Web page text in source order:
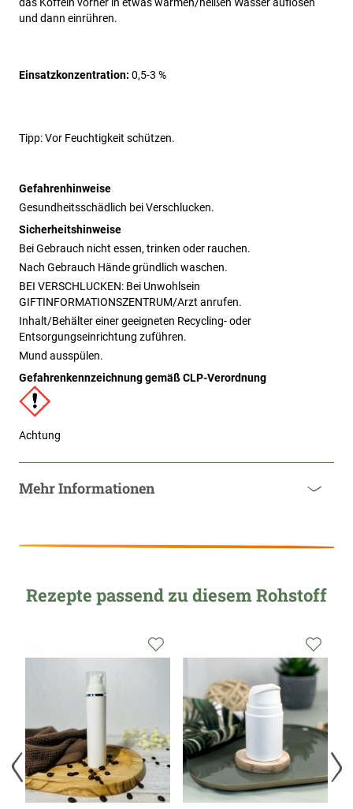
das Koffein vorher in etwas warmen/heißen Wasser auflösen
und dann einrühren.
Einsatzkonzentration: 0,5-3 %
Tipp: Vor Feuchtigkeit schützen.
Gefahrenhinweise
Gesundheitsschädlich bei Verschlucken.
Sicherheitshinweise
Bei Gebrauch nicht essen, trinken oder rauchen.
Nach Gebrauch Hände gründlich waschen.
BEI VERSCHLUCKEN: Bei Unwohlsein
GIFTINFORMATIONSZENTRUM/Arzt anrufen.
Inhalt/Behälter einer geeigneten Recycling- oder
Entsorgungseinrichtung zuführen.
Mund ausspülen.
Gefahrenkennzeichnung gemäß CLP-Verordnung
Achtung
Mehr Informationen
Rezepte passend zu diesem Rohstoff
hinzufügen